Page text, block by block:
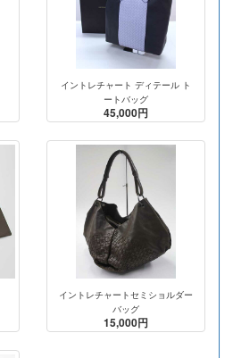
イントレチャート ディテール ト
ートバッグ
45,000円
イントレチャートセミショルダー
バッグ
15,000円